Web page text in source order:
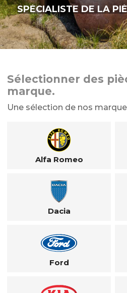
SPÉCIALISTE DE LA
Sélectionner des
marque.
Une sélection de nos
Alfa Romeo
Dacia
Ford